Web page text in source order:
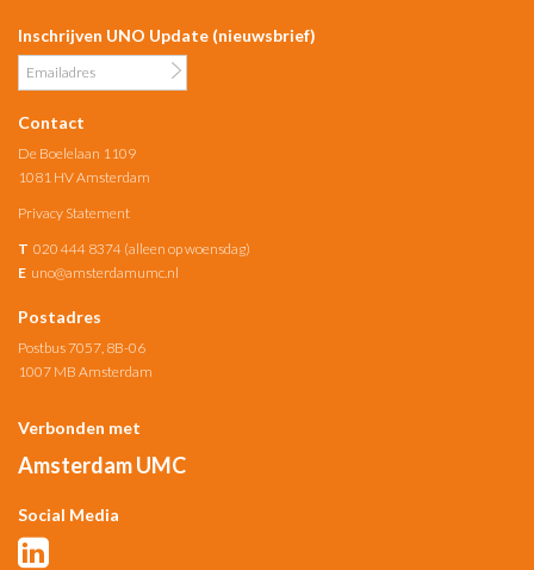
Inschrijven UNO Update (nieuwsbrief)
Contact
De Boelelaan 1109
1081 HV Amsterdam
Privacy Statement
T 020 444 8374 (alleen op woensdag)
E uno@amsterdamumc.nl
Postadres
Postbus 7057, 8B-06
1007 MB Amsterdam
Verbonden met
Amsterdam UMC
Social Media